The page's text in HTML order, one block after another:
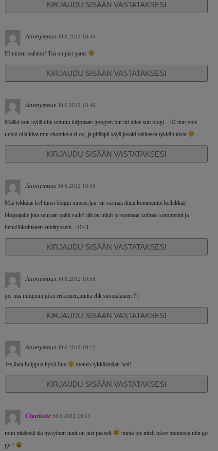
KIRJAUDU SISÄÄN VASTATAKSESI
Anonymous 30.6.2012 18:44
EI nimen vaihtoo! Tää on just paras
KIRJAUDU SISÄÄN VASTATAKSESI
Anonymous 30.6.2012 18:46
Määki oon kyllä niin tottunu kirjottaan googlen but nii tulee sun blogi…:D mut vois
uuski olla kiva mut ehotuksia ei oo, ja pitääpä käyä josaki vaiheesa tykkän tosta
KIRJAUDU SISÄÄN VASTATAKSESI
Anonymous 30.6.2012 18:50
Miä tykkään kyl tuost blogin nimest:)ps. en varmaa ikinä kommentoi kellekkää
blogaajalle jota seuraan paitti sulle! tää on miult jo varmaan kolmas kommentti ja
henkilökohtanen ennätykseni.. :D<3
KIRJAUDU SISÄÄN VASTATAKSESI
Anonymous 30.6.2012 18:58
jos uus nimi,niin joku erikoinen,mutta ehk suomalainen ? (:
KIRJAUDU SISÄÄN VASTATAKSESI
Anonymous 30.6.2012 19:12
Jes,ihan huippua hyvä Iina menen tykkäämään heti!
KIRJAUDU SISÄÄN VASTATAKSESI
Charlotte 30.6.2012 19:13
mun mielestä tää nykyinen nimi on just passeli
mutta jos mieli tekee muutosta niin go
go !